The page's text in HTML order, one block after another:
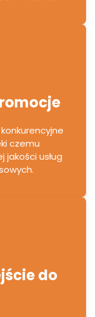
czemu
jakości usług
do